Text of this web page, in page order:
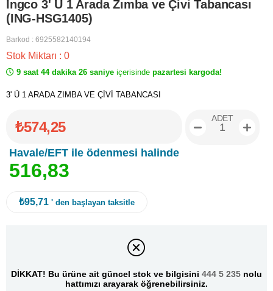
İngco 3' Ü 1 Arada Zımba ve Çivi Tabancası
(ING-HSG1405)
Barkod : 6925582140194
Stok Miktarı : 0
9 saat 44 dakika 26 saniye içerisinde pazartesi kargoda!
3' Ü 1 ARADA ZIMBA VE ÇİVİ TABANCASI
₺574,25
Havale/EFT ile ödenmesi halinde
516,83
ADET
₺95,71 ' den başlayan taksitle
DİKKAT! Bu ürüne ait güncel stok ve bilgisini 444 5 235 nolu
hattımızı arayarak öğrenebilirsiniz.